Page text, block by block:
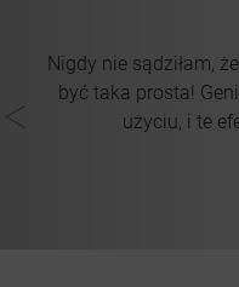
Nigdy nie sądziłam,
być taka prosta!
użyciu, i te